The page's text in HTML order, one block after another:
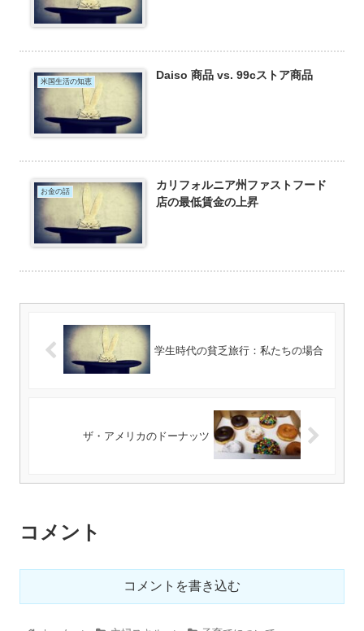
米国生活の知恵 Daiso 商品 vs. 99cストア商品
お金の話
カリフォルニア州ファストフード
店の最低賃金の上昇
学生時代の貧乏旅行：私たちの場合
ザ・アメリカのドーナッツ
コメント
コメントを書き込む